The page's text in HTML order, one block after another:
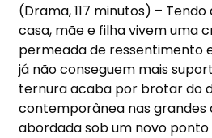
(Drama, 117 minutos) –
casa, mãe e filha vivem uma
permeada de ressentimento
já não conseguem mais
ternura acaba por brotar do
contemporânea nas grandes
abordada sob um novo ponto